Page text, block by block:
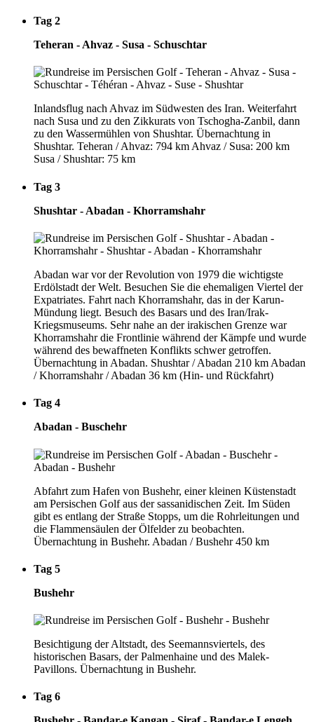
Tag 2
Teheran - Ahvaz - Susa - Schuschtar
Inlandsflug nach Ahvaz im Südwesten des Iran. Weiterfahrt
nach Susa und zu den Zikkurats von Tschogha-Zanbil, dann
zu den Wassermühlen von Shushtar. Übernachtung in
Shushtar. Teheran / Ahvaz: 794 km Ahvaz / Susa: 200 km
Susa / Shushtar: 75 km
Tag 3
Shushtar - Abadan - Khorramshahr
Abadan war vor der Revolution von 1979 die wichtigste
Erdölstadt der Welt. Besuchen Sie die ehemaligen Viertel der
Expatriates. Fahrt nach Khorramshahr, das in der Karun-
Mündung liegt. Besuch des Basars und des Iran/Irak-
Kriegsmuseums. Sehr nahe an der irakischen Grenze war
Khorramshahr die Frontlinie während der Kämpfe und wurde
während des bewaffneten Konflikts schwer getroffen.
Übernachtung in Abadan. Shushtar / Abadan 210 km Abadan
/ Khorramshahr / Abadan 36 km (Hin- und Rückfahrt)
Tag 4
Abadan - Buschehr
Abfahrt zum Hafen von Bushehr, einer kleinen Küstenstadt
am Persischen Golf aus der sassanidischen Zeit. Im Süden
gibt es entlang der Straße Stopps, um die Rohrleitungen und
die Flammensäulen der Ölfelder zu beobachten.
Übernachtung in Bushehr. Abadan / Bushehr 450 km
Tag 5
Bushehr
Besichtigung der Altstadt, des Seemannsviertels, des
historischen Basars, der Palmenhaine und des Malek-
Pavillons. Übernachtung in Bushehr.
Tag 6